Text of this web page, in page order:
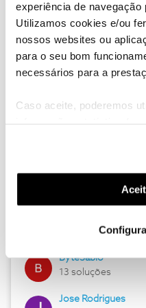
experiência de navegação
Utilizamos cookies e/ou
nossos websites ou
para o seu bom
necessários para a
Caso aceite, poderemos
funcionalidades (cookies
funcionalidade) e adaptar
(cookies de publicidade
utilização dos cookies
Descubra as
Hall of Fame
17 soluções
ByteSábio
13 soluções
Jose Rodrigues